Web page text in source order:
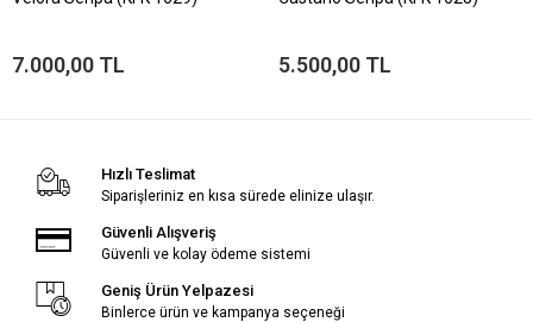
7.000,00 TL 5.500,00 TL
Hızlı Teslimat
Siparişleriniz en kısa sürede elinize ulaşır.
Güvenli Alışveriş
Güvenli ve kolay ödeme sistemi
Geniş Ürün Yelpazesi
Binlerce ürün ve kampanya seçeneği